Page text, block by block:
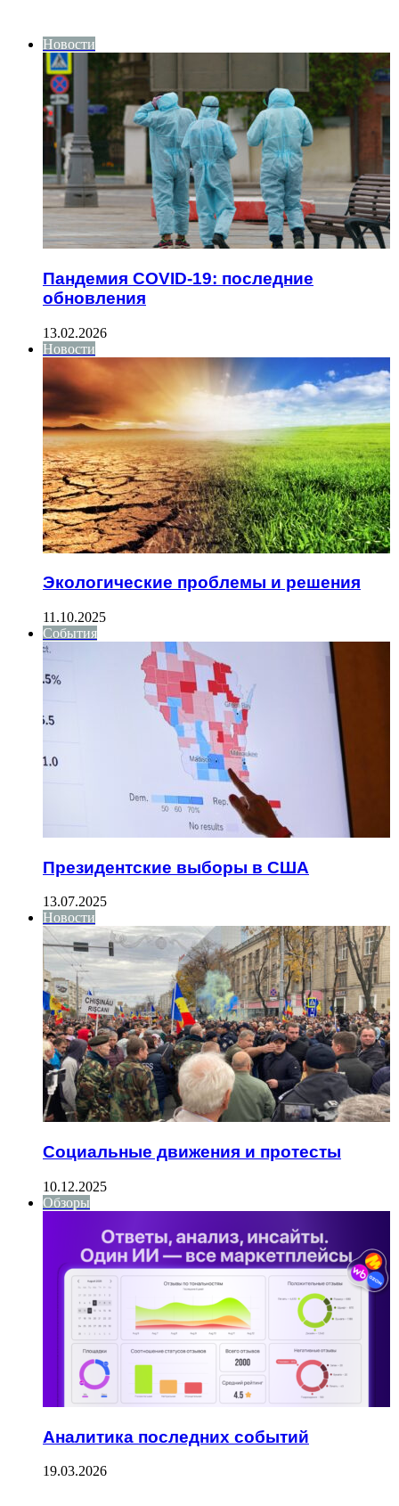
Новости
Пандемия COVID-19: последние
обновления
13.02.2026
Новости
Экологические проблемы и решения
11.10.2025
События
Президентские выборы в США
13.07.2025
Новости
Социальные движения и протесты
10.12.2025
Обзоры
Аналитика последних событий
19.03.2026